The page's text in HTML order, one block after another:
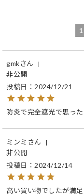
1
gmk
非公開
投稿日
2024/12/21
防炎で完全遮光で思った
ミンミ
非公開
投稿日
2024/12/14
高い買い物でしたが満